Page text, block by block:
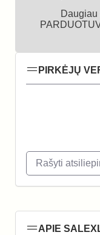
Daugiau
PIRKĖJŲ
Rašyti
APIE